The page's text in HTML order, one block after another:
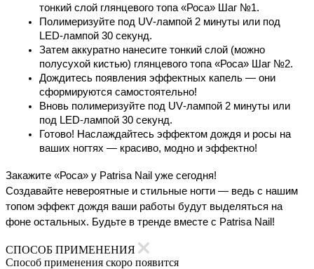
тонкий слой глянцевого топа «Роса» Шаг №1.
Полимеризуйте под UV‑лампой 2 минуты или под
LED‑лампой 30 секунд.
Затем аккуратно нанесите тонкий слой (можно
полусухой кистью) глянцевого топа «Роса» Шаг №2.
Дождитесь появления эффектных капель — они
сформируются самостоятельно!
Вновь полимеризуйте под UV‑лампой 2 минуты или
под LED‑лампой 30 секунд.
Готово! Наслаждайтесь эффектом дождя и росы на
ваших ногтях — красиво, модно и эффектно!
Закажите «Роса» у Patrisa Nail уже сегодня!
Создавайте невероятные и стильные ногти — ведь с нашим
топом эффект дождя ваши работы будут выделяться на
фоне остальных. Будьте в тренде вместе с Patrisa Nail!
СПОСОБ ПРИМЕНЕНИЯ
Способ применения скоро появится